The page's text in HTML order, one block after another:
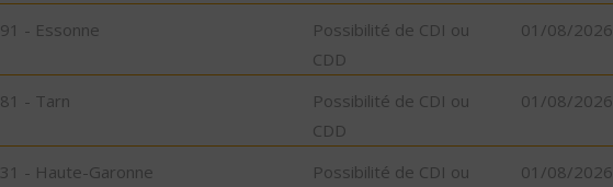
91 - Essonne
Possibilité de CDI ou
CDD
01/08/2026
81 - Tarn
Possibilité de CDI ou
CDD
01/08/2026
31 - Haute-Garonne
Possibilité de CDI ou
01/08/2026